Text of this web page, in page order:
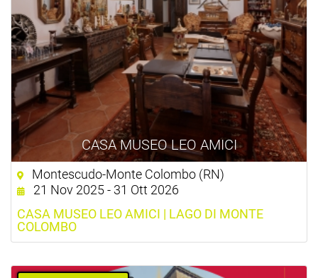
CASA MUSEO LEO AMICI
Montescudo-Monte Colombo (RN)
21 Nov 2025 - 31 Ott 2026
CASA MUSEO LEO AMICI | LAGO DI MONTE
COLOMBO